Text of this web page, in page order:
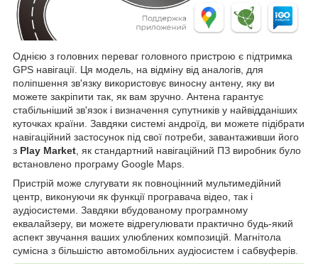
Однією з головних переваг головного пристрою є підтримка
GPS навігації. Ця модель, на відміну від аналогів, для
поліпшення зв'язку використовує виносну антену, яку ви
можете закріпити так, як вам зручно. Антена гарантує
стабільніший зв'язок і визначення супутників у найвідданіших
куточках країни. Завдяки системі андроїд, ви можете підібрати
навігаційний застосунок під свої потреби, завантаживши його
з Play Market , як стандартний навігаційний ПЗ виробник було
встановлено програму Google Maps.
Пристрій може слугувати як повноцінний мультимедійний
центр, виконуючи як функції програвача відео, так і
аудіосистеми. Завдяки вбудованому програмному
еквалайзеру, ви можете відрегулювати практично будь-який
аспект звучання ваших улюблених композицій. Магнітола
сумісна з більшістю автомобільних аудіосистем і сабвуферів.